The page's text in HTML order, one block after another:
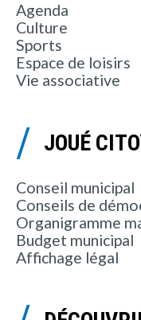
Agenda
Culture
Sports
Espace de loisirs
Vie associative
JOUÉ
Conseil municipal
Conseils de
Organigramme
Budget municipal
Affichage légal